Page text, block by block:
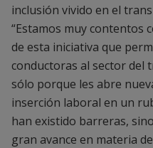
inclusión vivido en el
“Estamos muy contentos
de esta iniciativa que
conductoras al sector del
sólo porque les abre
inserción laboral en un
han existido barreras,
gran avance en materia